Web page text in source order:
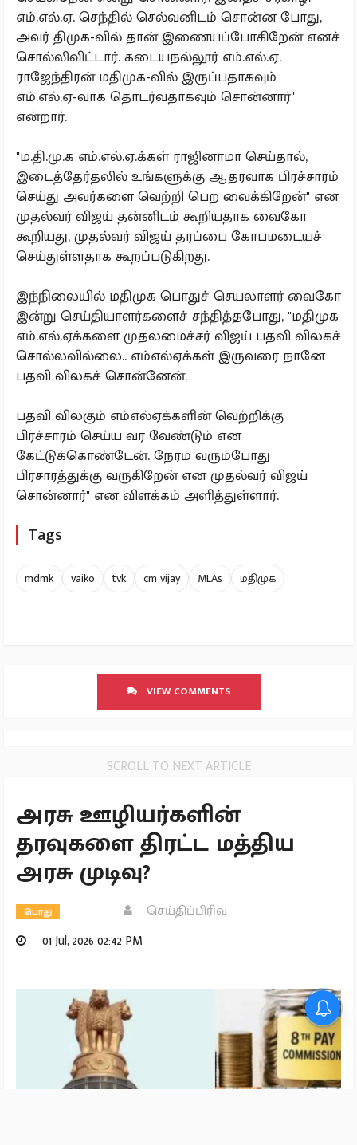
எம்.எல்.ஏ. செந்தில் செல்வனிடம் சொன்ன போது,
அவர் திமுக-வில் தான் இணையப்போகிறேன் எனச்
சொல்லிவிட்டார். கடையநல்லூர் எம்.எல்.ஏ.
ராஜேந்திரன் மதிமுக-வில் இருப்பதாகவும்
எம்.எல்.ஏ-வாக தொடர்வதாகவும் சொன்னார்"
என்றார்.
"ம.தி.மு.க எம்.எல்.ஏ.க்கள் ராஜினாமா செய்தால்,
இடைத்தேர்தலில் உங்களுக்கு ஆதரவாக பிரச்சாரம்
செய்து அவர்களை வெற்றி பெற வைக்கிறேன்" என
முதல்வர் விஜய் தன்னிடம் கூறியதாக வைகோ
கூறியது, முதல்வர் விஜய் தரப்பை கோபமடையச்
செய்துள்ளதாக கூறப்படுகிறது.
இந்நிலையில் மதிமுக பொதுச் செயலாளர் வைகோ
இன்று செய்தியாளர்களைச் சந்தித்தபோது, "மதிமுக
எம்.எல்.ஏக்களை முதலமைச்சர் விஜய் பதவி விலகச்
சொல்லவில்லை.. எம்எல்ஏக்கள் இருவரை நானே
பதவி விலகச் சொன்னேன்.
பதவி விலகும் எம்எல்ஏக்களின் வெற்றிக்கு
பிரச்சாரம் செய்ய வர வேண்டும் என
கேட்டுக்கொண்டேன். நேரம் வரும்போது
பிரசாரத்துக்கு வருகிறேன் என முதல்வர் விஜய்
சொன்னார்" என விளக்கம் அளித்துள்ளார்.
Tags
mdmk vaiko tvk cm vijay MLAs மதிமுக
VIEW COMMENTS
SCROLL TO NEXT ARTICLE
அரசு ஊழியர்களின்
தரவுகளை திரட்ட மத்திய
அரசு முடிவு?
பொது
செய்திப்பிரிவு
01 Jul, 2026 02:42 PM